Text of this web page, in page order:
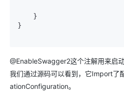
}
@EnableSwagger2这个注解用来启
我们通过源码可以看到，它Import
ationConfiguration。